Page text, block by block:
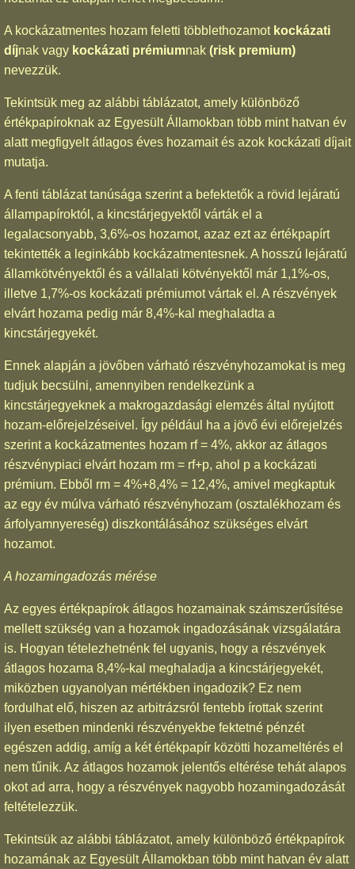
A kockázatmentes hozam feletti többlethozamot kockázati
díjnak vagy kockázati prémiumnak (risk premium)
nevezzük.
Tekintsük meg az alábbi táblázatot, amely különböző
értékpapíroknak az Egyesült Államokban több mint hatvan év
alatt megfigyelt átlagos éves hozamait és azok kockázati díjait
mutatja.
A fenti táblázat tanúsága szerint a befektetők a rövid lejáratú
állampapíroktól, a kincstárjegyektől várták el a
legalacsonyabb, 3,6%-os hozamot, azaz ezt az értékpapírt
tekintették a leginkább kockázatmentesnek. A hosszú lejáratú
államkötvényektől és a vállalati kötvényektől már 1,1%-os,
illetve 1,7%-os kockázati prémiumot vártak el. A részvények
elvárt hozama pedig már 8,4%-kal meghaladta a
kincstárjegyekét.
Ennek alapján a jövőben várható részvényhozamokat is meg
tudjuk becsülni, amennyiben rendelkezünk a
kincstárjegyeknek a makrogazdasági elemzés által nyújtott
hozam-előrejelzéseivel. Így például ha a jövő évi előrejelzés
szerint a kockázatmentes hozam rf = 4%, akkor az átlagos
részvénypiaci elvárt hozam rm = rf+p, ahol p a kockázati
prémium. Ebből rm = 4%+8,4% = 12,4%, amivel megkaptuk
az egy év múlva várható részvényhozam (osztalékhozam és
árfolyamnyereség) diszkontálásához szükséges elvárt
hozamot.
A hozamingadozás mérése
Az egyes értékpapírok átlagos hozamainak számszerűsítése
mellett szükség van a hozamok ingadozásának vizsgálatára
is. Hogyan tételezhetnénk fel ugyanis, hogy a részvények
átlagos hozama 8,4%-kal meghaladja a kincstárjegyekét,
miközben ugyanolyan mértékben ingadozik? Ez nem
fordulhat elő, hiszen az arbitrázsról fentebb írottak szerint
ilyen esetben mindenki részvényekbe fektetné pénzét
egészen addig, amíg a két értékpapír közötti hozameltérés el
nem tűnik. Az átlagos hozamok jelentős eltérése tehát alapos
okot ad arra, hogy a részvények nagyobb hozamingadozását
feltételezzük.
Tekintsük az alábbi táblázatot, amely különböző értékpapírok
hozamának az Egyesült Államokban több mint hatvan év alatt